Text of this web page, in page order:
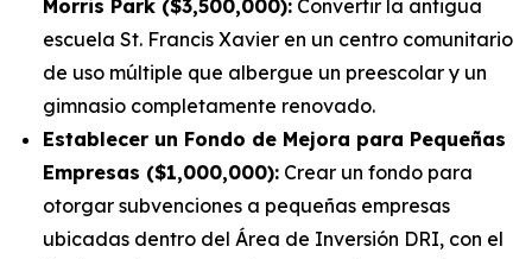
Morris Park ($3,500,000): Convertir la antigua
escuela St. Francis Xavier en un centro comunitario
de uso múltiple que albergue un preescolar y un
gimnasio completamente renovado.
Establecer un Fondo de Mejora para Pequeñas
Empresas ($1,000,000): Crear un fondo para
otorgar subvenciones a pequeñas empresas
ubicadas dentro del Área de Inversión DRI, con el